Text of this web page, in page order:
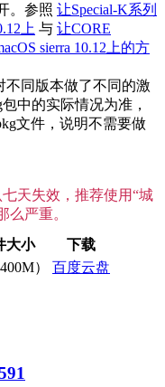
。参照 让Special-K系列
上 与 让CORE
sierra 10.12上的方
不同版本做了不同的激
中的实际情况为准，
文件，说明不需要做
天失效，推荐使用“城
么严重。
大小
下载
）
百度云盘